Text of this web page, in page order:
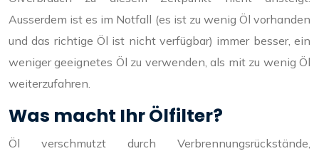
Ausserdem ist es im Notfall (es ist zu wenig Öl vorhanden
und das richtige Öl ist nicht verfügbar) immer besser, ein
weniger geeignetes Öl zu verwenden, als mit zu wenig Öl
weiterzufahren.
Was macht Ihr Ölfilter?
Öl verschmutzt durch Verbrennungsrückstände,